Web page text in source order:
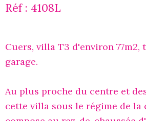
Réf : 4108L
Cuers, villa T3 d'environ 77m2,
garage.
Au plus proche du centre et
cette villa sous le régime de la